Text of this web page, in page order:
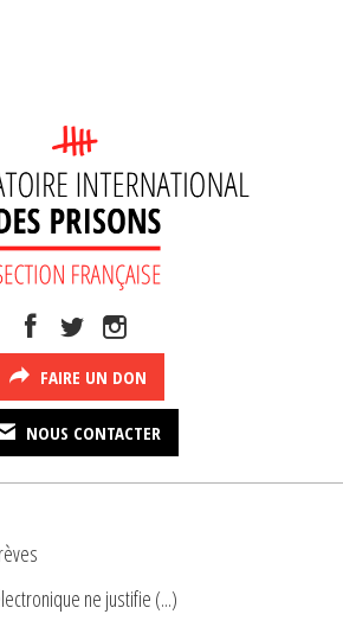
FAIRE UN DON
NOUS CONTACTER
ne justifie (...)